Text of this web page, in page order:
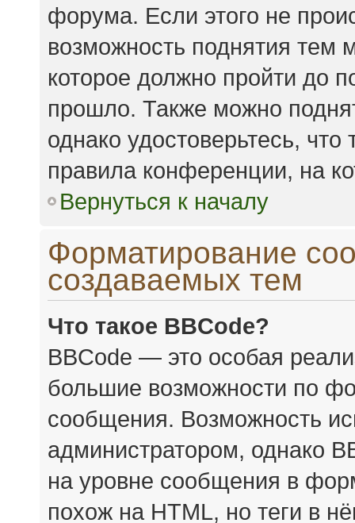
форума. Если этого не
возможность поднятия тем
которое должно пройти до
прошло. Также можно
однако удостоверьтесь,
правила конференции, на
Вернуться к началу
Форматирование
создаваемых тем
Что такое BBCode?
BBCode — это особая
большие возможности по
сообщения. Возможность
администратором, однако
на уровне сообщения в
похож на HTML, но теги в